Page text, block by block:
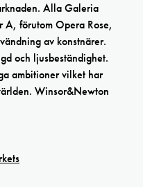
Alla Galeria
förutom Opera Rose,
av konstnärer.
och ljusbeständighet.
ambitioner vilket har
Winsor&Newton